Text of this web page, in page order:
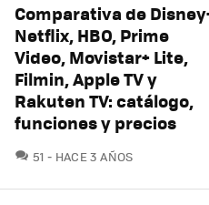
Comparativa de
Netflix, HBO, Prime
Video, Movistar+ Lite,
Filmin, Apple TV y
Rakuten TV: catálogo,
funciones y precios
51 COMENTARIOS
HACE 3 AÑOS